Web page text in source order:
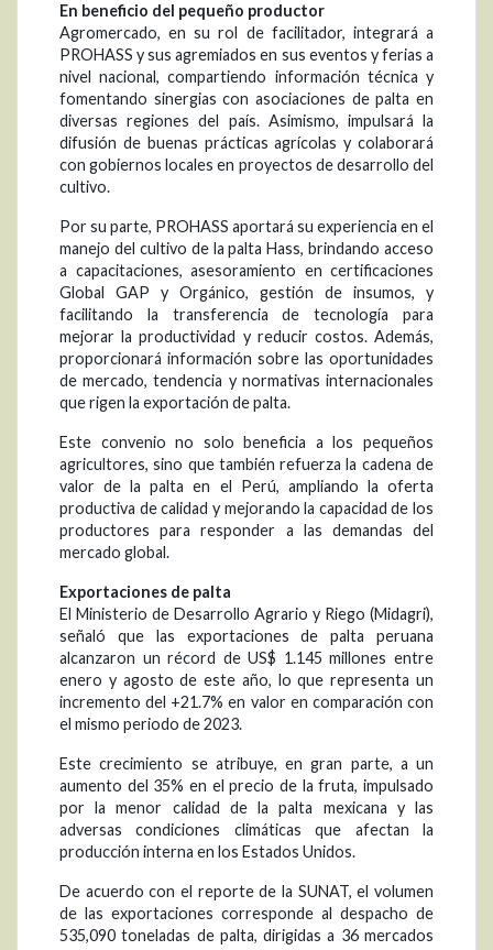
En beneficio del pequeño productor
Agromercado, en su rol de facilitador, integrará a
PROHASS y sus agremiados en sus eventos y ferias a
nivel nacional, compartiendo información técnica y
fomentando sinergias con asociaciones de palta en
diversas regiones del país. Asimismo, impulsará la
difusión de buenas prácticas agrícolas y colaborará
con gobiernos locales en proyectos de desarrollo del
cultivo.
Por su parte, PROHASS aportará su experiencia en el
manejo del cultivo de la palta Hass, brindando acceso
a capacitaciones, asesoramiento en certificaciones
Global GAP y Orgánico, gestión de insumos, y
facilitando la transferencia de tecnología para
mejorar la productividad y reducir costos. Además,
proporcionará información sobre las oportunidades
de mercado, tendencia y normativas internacionales
que rigen la exportación de palta.
Este convenio no solo beneficia a los pequeños
agricultores, sino que también refuerza la cadena de
valor de la palta en el Perú, ampliando la oferta
productiva de calidad y mejorando la capacidad de los
productores para responder a las demandas del
mercado global.
Exportaciones de palta
El Ministerio de Desarrollo Agrario y Riego (Midagri),
señaló que las exportaciones de palta peruana
alcanzaron un récord de US$ 1.145 millones entre
enero y agosto de este año, lo que representa un
incremento del +21.7% en valor en comparación con
el mismo periodo de 2023.
Este crecimiento se atribuye, en gran parte, a un
aumento del 35% en el precio de la fruta, impulsado
por la menor calidad de la palta mexicana y las
adversas condiciones climáticas que afectan la
producción interna en los Estados Unidos.
De acuerdo con el reporte de la SUNAT, el volumen
de las exportaciones corresponde al despacho de
535,090 toneladas de palta, dirigidas a 36 mercados